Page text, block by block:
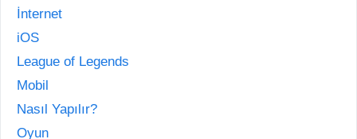
İnternet
iOS
League of Legends
Mobil
Nasıl Yapılır?
Oyun